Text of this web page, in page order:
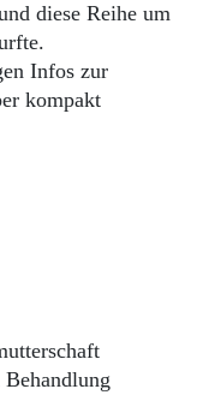
diese Reihe um
Infos zur
kompakt